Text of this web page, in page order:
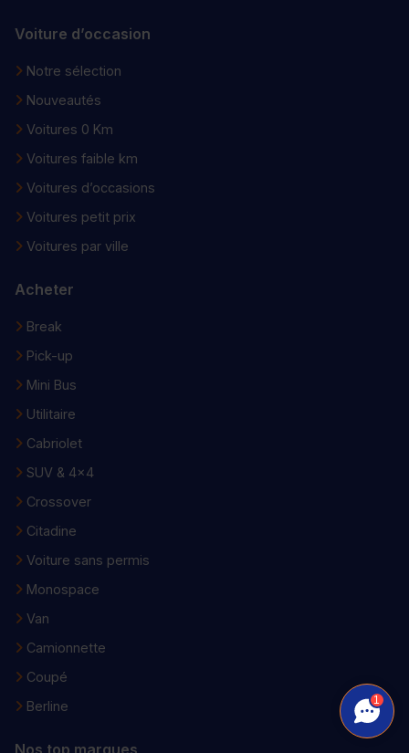
Voiture d’occasion
Notre sélection
Nouveautés
Voitures 0 Km
Voitures faible km
Voitures d’occasions
Voitures petit prix
Voitures par ville
Acheter
Break
Pick-up
Mini Bus
Utilitaire
Cabriolet
SUV & 4x4
Crossover
Citadine
Voiture sans permis
Monospace
Van
Camionnette
Coupé
Berline
Nos top marques
1